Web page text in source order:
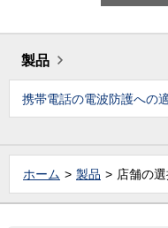
製品
携帯電話の電波防護への
ホーム 製品 店舗の